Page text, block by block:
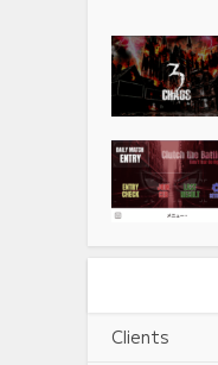
Clients